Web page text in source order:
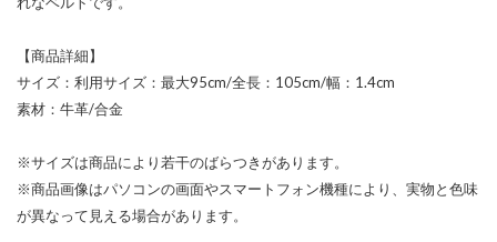
【商品詳細】
サイズ：利用サイズ：最大95cm/全長：105cm/幅：1.4cm
素材：牛革/合金
※サイズは商品により若干のばらつきがあります。
※商品画像はパソコンの画面やスマートフォン機種により、実物と色味
が異なって見える場合があります。